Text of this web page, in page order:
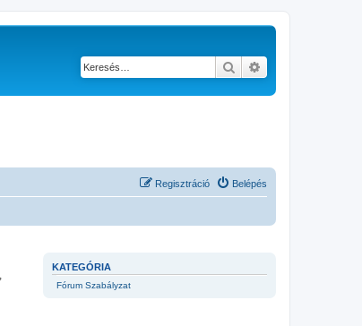
Keresés
Belépés
Regisztráció
KATEGÓRIA
Fórum Szabályzat